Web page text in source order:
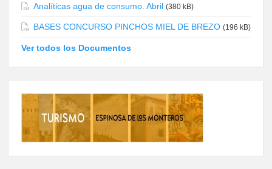
Analíticas agua de consumo. Abril (380 kB)
BASES CONCURSO PINCHOS MIEL DE BREZO (196 kB)
Ver todos los Documentos